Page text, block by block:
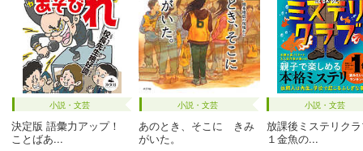
小説・文芸
決定版 語彙力アップ！
ことばあ...
小説・文芸
あのとき、そこに きみ
がいた。
小説・文芸
放課後ミステリク
１金魚の...